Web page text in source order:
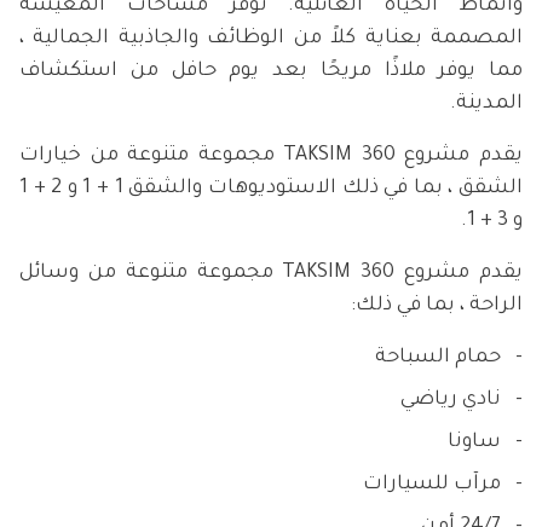
وأنماط الحياة العائلية. توفر مساحات المعيشة
المصممة بعناية كلاً من الوظائف والجاذبية الجمالية ،
مما يوفر ملاذًا مريحًا بعد يوم حافل من استكشاف
المدينة.
يقدم مشروع TAKSIM 360 مجموعة متنوعة من خيارات
الشقق ، بما في ذلك الاستوديوهات والشقق 1 + 1 و 2 + 1
و 3 + 1.
يقدم مشروع TAKSIM 360 مجموعة متنوعة من وسائل
الراحة ، بما في ذلك:
حمام السباحة
نادي رياضي
ساونا
مرآب للسيارات